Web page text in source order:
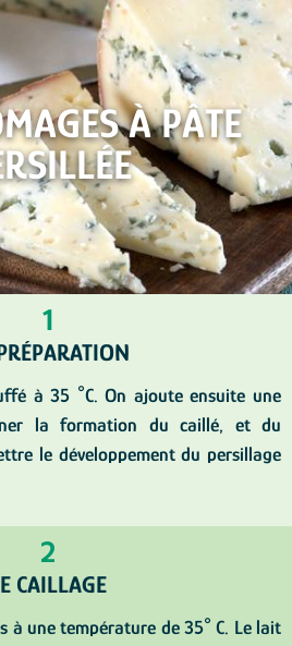
À PÂTE
1
à 35 °C. On ajoute ensuite une
la formation du caillé, et du
le développement du persillage
2
CAILLAGE
à une température de 35° C. Le lait